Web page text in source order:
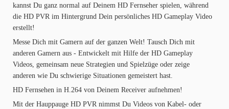
kannst Du ganz normal auf Deinem HD Fernseher spielen, während
die HD PVR im Hintergrund Dein persönliches HD Gameplay Video
erstellt!
Messe Dich mit Gamern auf der ganzen Welt! Tausch Dich mit
anderen Gamern aus - Entwickelt mit Hilfe der HD Gameplay
Videos, gemeinsam neue Strategien und Spielzüge oder zeige
anderen wie Du schwierige Situationen gemeistert hast.
HD Fernsehen in H.264 von Deinem Receiver aufnehmen!
Mit der Hauppauge HD PVR nimmst Du Videos von Kabel- oder